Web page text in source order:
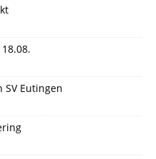
SV Eutingen